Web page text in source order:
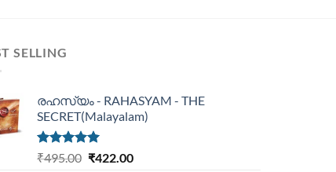
SELLING
രഹസ്യം - RAHASYAM - THE
SECRET(Malayalam)
Rated5.00
₹495.00 ₹422.00